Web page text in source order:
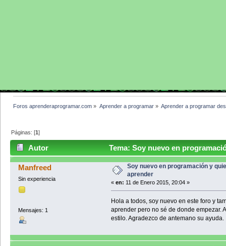
Foros aprenderaprogramar.com » Aprender a programar» Aprender a programar
Páginas: [1]
Autor Tema: Soy nuevo en
Manfreed
Sin experiencia
Mensajes: 1
Soy nuevo en programación y
aprender
« en: 11 de Enero 2015, 20:04 »
Hola a todos, soy nuevo en este foro y
aprender pero no sé de donde empezar.
estilo. Agradezco de antemano su ayuda.